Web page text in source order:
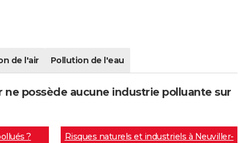
de l'air Pollution de l'eau
ne possède aucune industrie polluante sur
?
Risques naturels et industriels à Neuviller-